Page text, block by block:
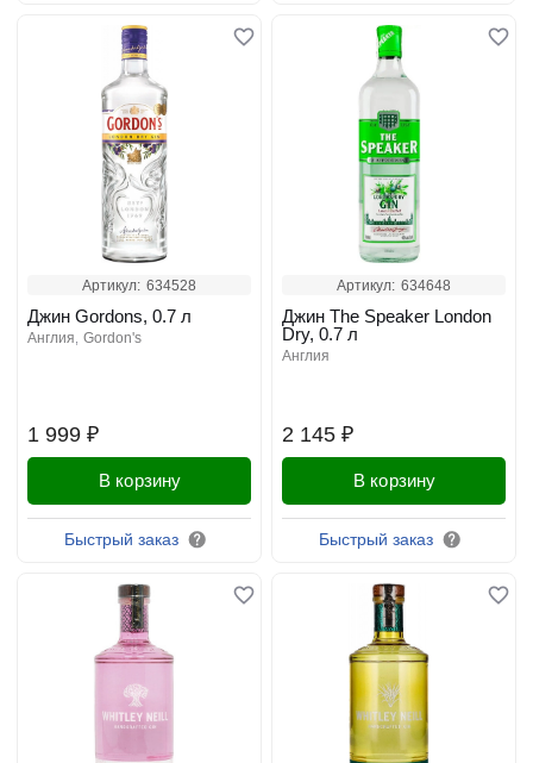
Артикул: 634528
1 999 ₽
Джин Gordons, 0.7 л
англия gordon's
В корзину
Быстрый заказ
Артикул: 634648
2 145 ₽
Джин The Speaker London
Dry, 0.7 л
англия
В корзину
Быстрый заказ